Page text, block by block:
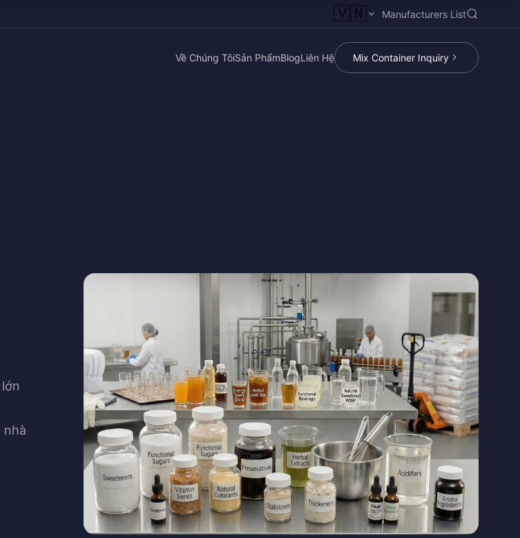
🇻🇳 Manufacturers List
Về Chúng TôiSản PhẩmBlogLiên Hệ Mix Container Inquiry
nhà